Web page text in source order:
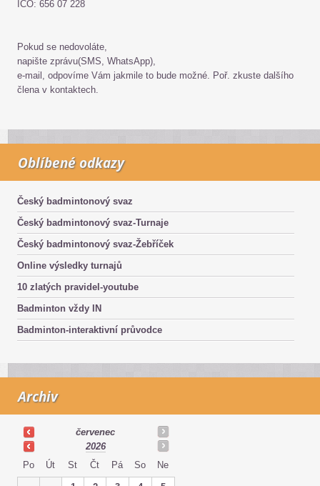
IČO: 656 07 228
Pokud se nedovoláte,
napište zprávu(SMS, WhatsApp),
e-mail, odpovíme Vám jakmile to bude možné. Poř. zkuste dalšího
člena v kontaktech.
Oblíbené odkazy
Český badmintonový svaz
Český badmintonový svaz-Turnaje
Český badmintonový svaz-Žebříček
Online výsledky turnajů
10 zlatých pravidel-youtube
Badminton vždy IN
Badminton-interaktivní průvodce
Archiv
červenec
2026
Po
Út St Čt Pá So Ne